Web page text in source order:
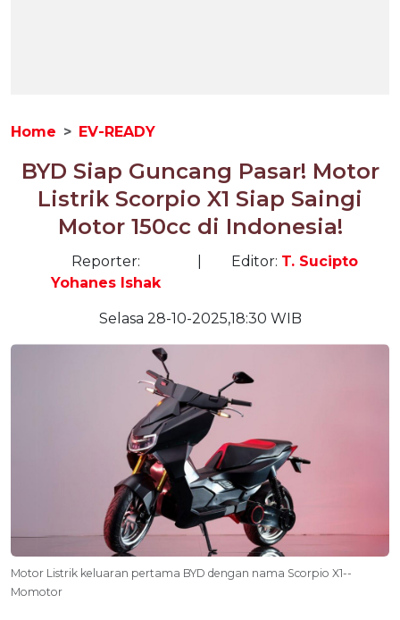
Home EV-READY
BYD Siap Guncang Pasar! Motor
Listrik Scorpio X1 Siap Saingi
Motor 150cc di Indonesia!
Reporter:
Yohanes Ishak
Editor: T. Sucipto
Selasa 28-10-2025,18:30 WIB
Motor Listrik keluaran pertama BYD dengan nama Scorpio X1--
Momotor